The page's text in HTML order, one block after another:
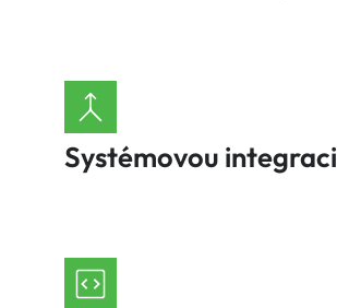
Systémovou integraci